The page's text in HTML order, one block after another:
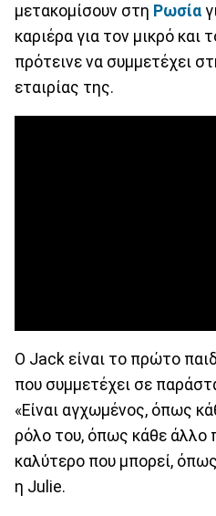
μετακομίσουν στη Ρωσία
καριέρα για τον μικρό και
πρότεινε να συμμετέχει
εταιρίας της.
Ο Jack είναι το πρώτο
που συμμετέχει σε
«Είναι αγχωμένος, όπως
ρόλο του, όπως κάθε άλλο
καλύτερο που μπορεί,
η Julie.